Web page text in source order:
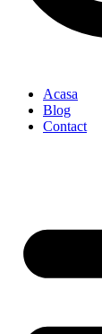
Acasa
Blog
Contact